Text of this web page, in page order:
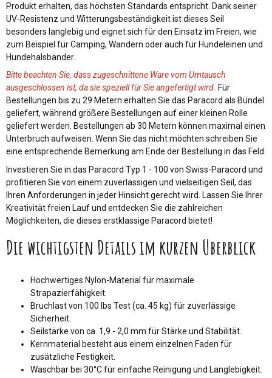
Produkt erhalten, das höchsten Standards entspricht. Dank seiner
UV-Resistenz und Witterungsbeständigkeit ist dieses Seil
besonders langlebig und eignet sich für den Einsatz im Freien, wie
zum Beispiel für Camping, Wandern oder auch für Hundeleinen und
Hundehalsbänder.
Bitte beachten Sie, dass zugeschnittene Ware vom Umtausch
ausgeschlossen ist, da sie speziell für Sie angefertigt wird. Für
Bestellungen bis zu 29 Metern erhalten Sie das Paracord als Bündel
geliefert, während größere Bestellungen auf einer kleinen Rolle
geliefert werden. Bestellungen ab 30 Metern können maximal einen
Unterbruch aufweisen. Wenn Sie das nicht möchten schreiben Sie
eine entsprechende Bemerkung am Ende der Bestellung in das Feld.
Investieren Sie in das Paracord Typ 1 - 100 von Swiss-Paracord und
profitieren Sie von einem zuverlässigen und vielseitigen Seil, das
Ihren Anforderungen in jeder Hinsicht gerecht wird. Lassen Sie Ihrer
Kreativität freien Lauf und entdecken Sie die zahlreichen
Möglichkeiten, die dieses erstklassige Paracord bietet!
Die wichtigsten Details im kurzen Überblick
Hochwertiges Nylon-Material für maximale
Strapazierfähigkeit.
Bruchlast von 100 lbs Test (ca. 45 kg) für zuverlässige
Sicherheit.
Seilstärke von ca. 1,9 - 2,0 mm für Stärke und Stabilität.
Kernmaterial besteht aus einem einzelnen Faden für
zusätzliche Festigkeit.
Waschbar bei 30°C für einfache Reinigung und Langlebigkeit.